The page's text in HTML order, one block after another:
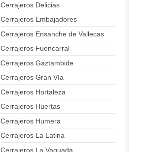
Cerrajeros Delicias
Cerrajeros Embajadores
Cerrajeros Ensanche de Vallecas
Cerrajeros Fuencarral
Cerrajeros Gaztambide
Cerrajeros Gran Vía
Cerrajeros Hortaleza
Cerrajeros Huertas
Cerrajeros Humera
Cerrajeros La Latina
Cerrajeros La Vaguada